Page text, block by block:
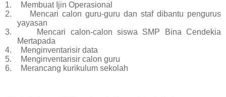
1.
Membuat Ijin Operasional
2.
Mencari calon guru-guru dan staf dibantu pengurus
yayasan
3.
Mencari calon-calon siswa SMP Bina Cendekia
Mertapada
4.
Menginventarisir data
5.
Menginventarisir calon guru
6.
Merancang kurikulum sekolah